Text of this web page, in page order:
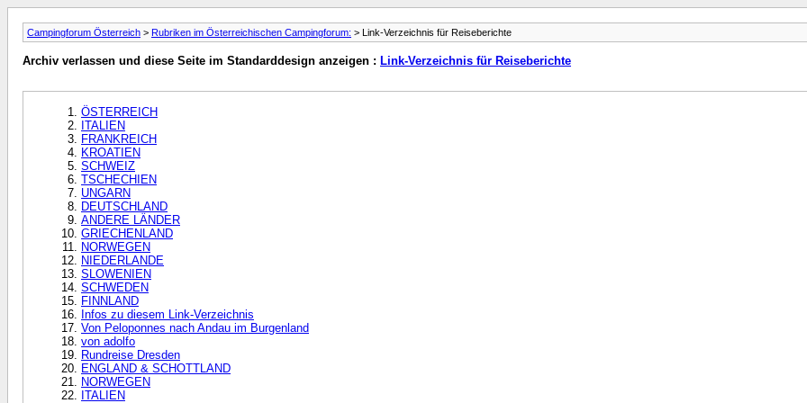
Campingforum Österreich > Rubriken im Österreichischen Campingforum: > Link-Verzeichnis für Reiseberichte
Archiv verlassen und diese Seite im Standarddesign anzeigen : Link-Verzeichnis für Reiseberichte
ÖSTERREICH
ITALIEN
FRANKREICH
KROATIEN
SCHWEIZ
TSCHECHIEN
UNGARN
DEUTSCHLAND
ANDERE LÄNDER
GRIECHENLAND
NORWEGEN
NIEDERLANDE
SLOWENIEN
SCHWEDEN
FINNLAND
Infos zu diesem Link-Verzeichnis
Von Peloponnes nach Andau im Burgenland
von adolfo
Rundreise Dresden
ENGLAND & SCHOTTLAND
NORWEGEN
ITALIEN